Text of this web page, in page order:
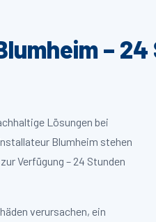
–
Lösungen bei
Blumheim stehen
Verfügung – 24 Stunden
verursachen, ein